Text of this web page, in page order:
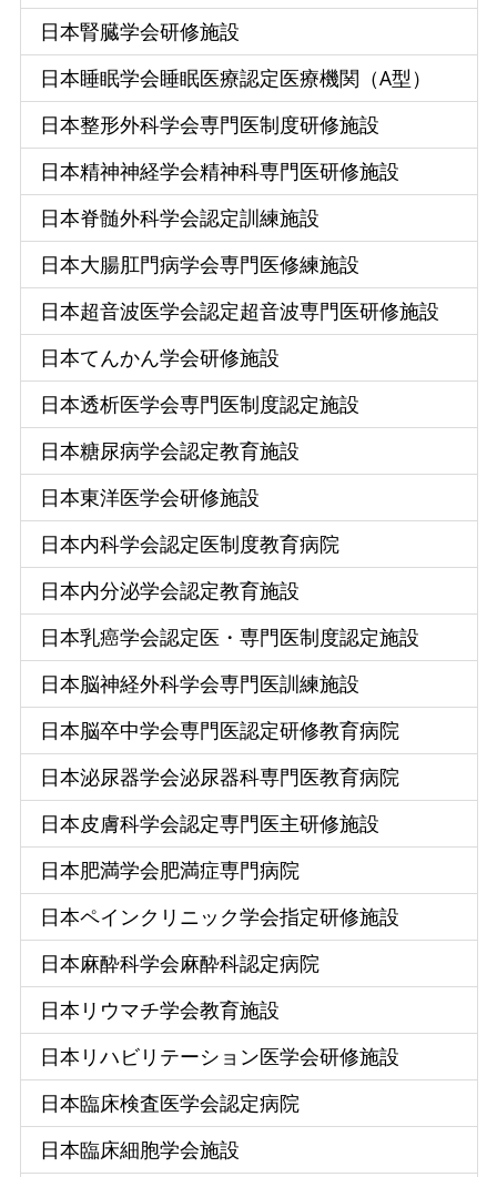
日本腎臓学会研修施設
日本睡眠学会睡眠医療認定医療機関（A型）
日本整形外科学会専門医制度研修施設
日本精神神経学会精神科専門医研修施設
日本脊髄外科学会認定訓練施設
日本大腸肛門病学会専門医修練施設
日本超音波医学会認定超音波専門医研修施設
日本てんかん学会研修施設
日本透析医学会専門医制度認定施設
日本糖尿病学会認定教育施設
日本東洋医学会研修施設
日本内科学会認定医制度教育病院
日本内分泌学会認定教育施設
日本乳癌学会認定医・専門医制度認定施設
日本脳神経外科学会専門医訓練施設
日本脳卒中学会専門医認定研修教育病院
日本泌尿器学会泌尿器科専門医教育病院
日本皮膚科学会認定専門医主研修施設
日本肥満学会肥満症専門病院
日本ペインクリニック学会指定研修施設
日本麻酔科学会麻酔科認定病院
日本リウマチ学会教育施設
日本リハビリテーション医学会研修施設
日本臨床検査医学会認定病院
日本臨床細胞学会施設